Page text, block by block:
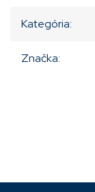
Kategória:
Značka: